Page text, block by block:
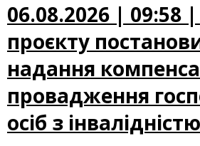
06.08.2026 | 09:58
проєкту
надання
провадження
осіб з